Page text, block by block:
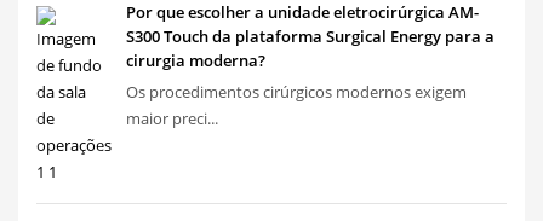
Por que escolher a unidade eletrocirúrgica AM-
S300 Touch da plataforma Surgical Energy para a
cirurgia moderna?
Os procedimentos cirúrgicos modernos exigem
maior preci...